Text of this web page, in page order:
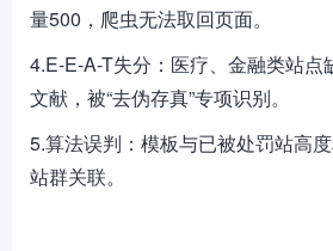
量500，爬虫无法取回页面。
4.E-E-A-T失分：医疗、金融类站点
文献，被“去伪存真”专项识别。
5.算法误判：模板与已被处罚站高
站群关联。